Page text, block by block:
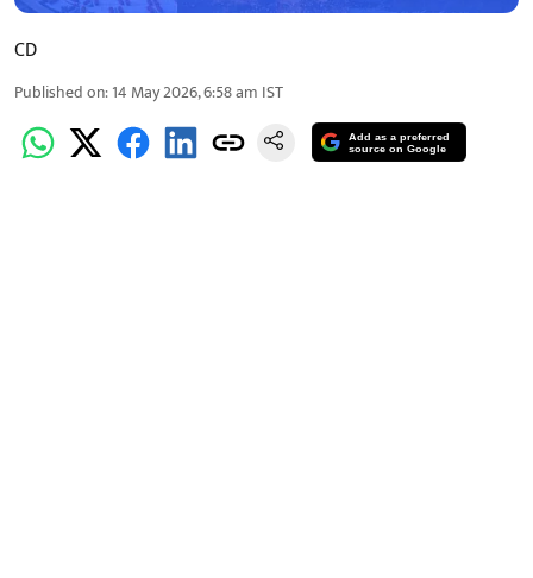
CD
Published on:14 May 2026, 6:58 am IST
Add as a preferred
source on Google